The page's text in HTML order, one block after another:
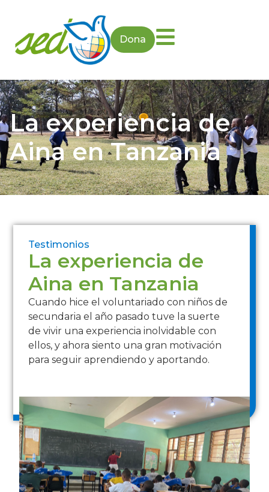
Dona
La experiencia de
Aina en Tanzania
Testimonios
La experiencia de
Aina en Tanzania
Cuando hice el voluntariado con niños de
secundaria el año pasado tuve la suerte
de vivir una experiencia inolvidable con
ellos, y ahora siento una gran motivación
para seguir aprendiendo y aportando.